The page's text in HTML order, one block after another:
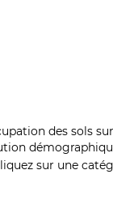
des sols
sur une